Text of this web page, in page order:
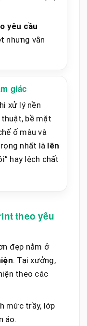
yêu cầu
nhưng vẫn
giác
xử lý nền
thuật, bề mặt
ố màu và
nhất là lên
hay lệch chất
theo yêu
đẹp nằm ở
. Tại xưởng,
theo các
mức trầy, lớp
áo.